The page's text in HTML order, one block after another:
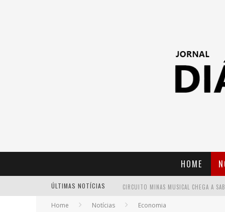
HOME
ÚLTIMAS NOTÍCIAS
Home Notícias Economia